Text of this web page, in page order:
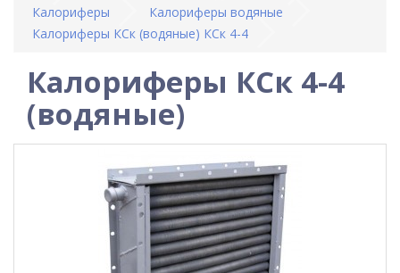
Калориферы
Калориферы водяные
Калориферы КСк (водяные) КСк 4-4
Калориферы КСк 4-4
(водяные)